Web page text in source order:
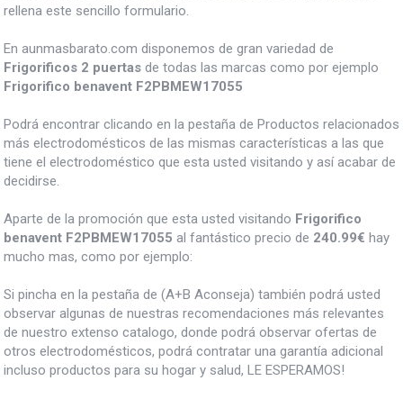
rellena este sencillo formulario.
En aunmasbarato.com disponemos de gran variedad de
Frigorificos 2 puertas de todas las marcas como por ejemplo
Frigorifico benavent F2PBMEW17055
Podrá encontrar clicando en la pestaña de Productos relacionados
más electrodomésticos de las mismas características a las que
tiene el electrodoméstico que esta usted visitando y así acabar de
decidirse.
Aparte de la promoción que esta usted visitando Frigorifico
benavent F2PBMEW17055 al fantástico precio de 240.99€ hay
mucho mas, como por ejemplo:
Si pincha en la pestaña de (A+B Aconseja) también podrá usted
observar algunas de nuestras recomendaciones más relevantes
de nuestro extenso catalogo, donde podrá observar ofertas de
otros electrodomésticos, podrá contratar una garantía adicional
incluso productos para su hogar y salud, LE ESPERAMOS!